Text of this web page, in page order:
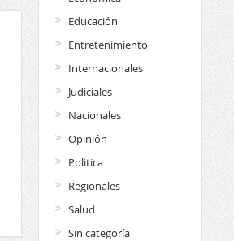
Educación
Entretenimiento
Internacionales
Judiciales
Nacionales
Opinión
Politica
Regionales
Salud
Sin categoría